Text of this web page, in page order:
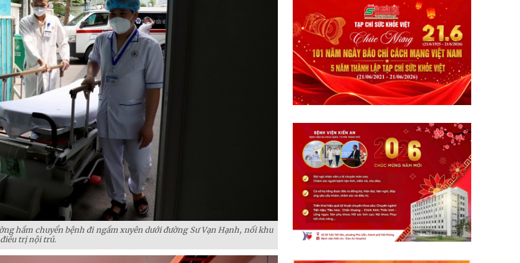
hầm chuyển bệnh đi ngầm xuyên dưới đường Sư Vạn Hạnh, nối khu
trị nội trú.
nhân dân